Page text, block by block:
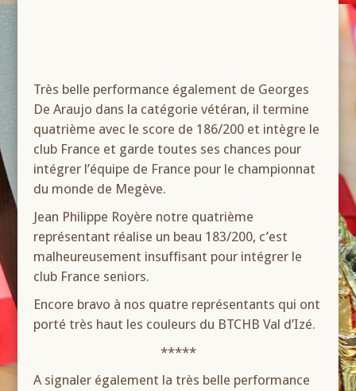
Très belle performance également de Georges
De Araujo dans la catégorie vétéran, il termine
quatrième avec le score de 186/200 et intègre le
club France et garde toutes ses chances pour
intégrer l’équipe de France pour le championnat
du monde de Megève.
Jean Philippe Royère notre quatrième
représentant réalise un beau 183/200, c’est
malheureusement insuffisant pour intégrer le
club France seniors.
Encore bravo à nos quatre représentants qui ont
porté très haut les couleurs du BTCHB Val d’Izé.
*****
A signaler également la très belle performance